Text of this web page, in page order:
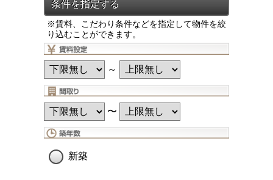
※賃料、こだわり条件などを指定して物件を絞
り込むことができます。
～
〜
新築